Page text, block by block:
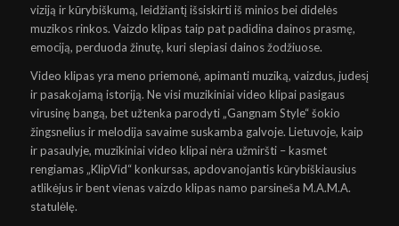
viziją ir kūrybiškumą, leidžiantį išsiskirti iš minios bei didelės
muzikos rinkos. Vaizdo klipas taip pat padidina dainos prasmę,
emociją, perduoda žinutę, kuri slepiasi dainos žodžiuose.
Video klipas yra meno priemonė, apimanti muziką, vaizdus, judesį
ir pasakojamą istoriją. Ne visi muzikiniai video klipai pasigaus
virusinę bangą, bet užtenka parodyti „Gangnam Style“ šokio
žingsnelius ir melodija savaime suskamba galvoje. Lietuvoje, kaip
ir pasaulyje, muzikiniai video klipai nėra užmiršti – kasmet
rengiamas „KlipVid“ konkursas, apdovanojantis kūrybiškiausius
atlikėjus ir bent vienas vaizdo klipas namo parsineša M.A.M.A.
statulėlę.